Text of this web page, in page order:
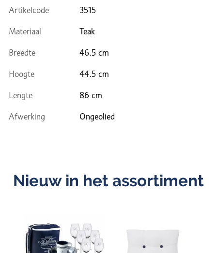
Artikelcode 3515
Materiaal Teak
Breedte 46.5 cm
Hoogte 44.5 cm
Lengte 86 cm
Afwerking Ongeolied
Nieuw in het assortiment